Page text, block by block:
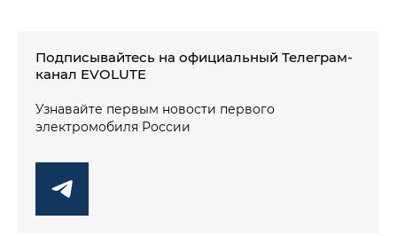
Подписывайтесь на официальный Телеграм-
канал EVOLUTE
Узнавайте первым новости первого
электромобиля России